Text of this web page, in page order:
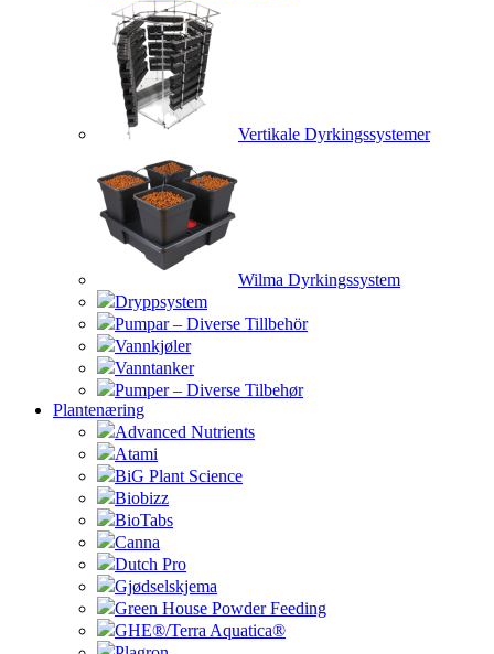
Vertikale Dyrkingssystemer
Wilma Dyrkingssystem
Dryppsystem
Pumpar – Diverse Tillbehör
Vannkjøler
Vanntanker
Pumper – Diverse Tilbehør
Plantenæring
Advanced Nutrients
Atami
BiG Plant Science
Biobizz
BioTabs
Canna
Dutch Pro
Gjødselskjema
Green House Powder Feeding
GHE®/Terra Aquatica®